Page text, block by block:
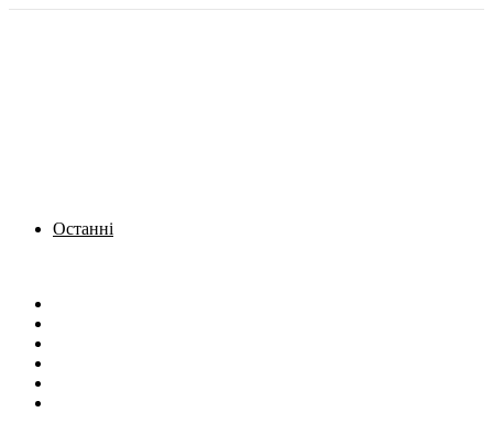
Останні